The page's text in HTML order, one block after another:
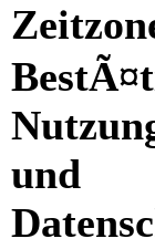
und